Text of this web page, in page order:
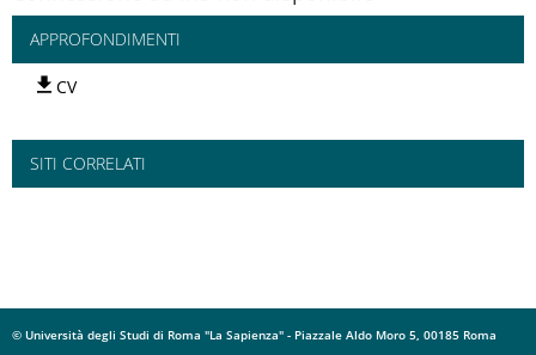
APPROFONDIMENTI
CV
SITI CORRELATI
© Università degli Studi di Roma "La Sapienza" - Piazzale Aldo Moro 5, 00185 Roma